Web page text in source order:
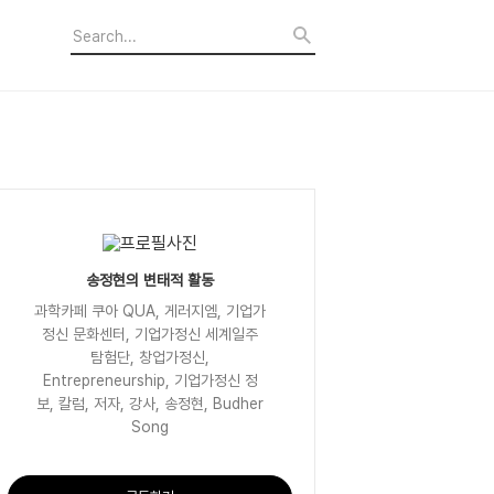
송정현의 변태적 활동
과학카페 쿠아 QUA, 게러지엠, 기업가
정신 문화센터, 기업가정신 세계일주
탐험단, 창업가정신,
Entrepreneurship, 기업가정신 정
보, 칼럼, 저자, 강사, 송정현, Budher
Song